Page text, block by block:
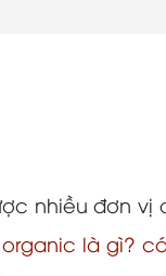
nhiều đơn
là gì?